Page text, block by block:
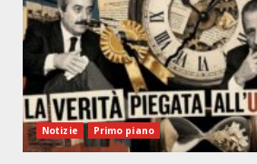
Notizie Primo piano